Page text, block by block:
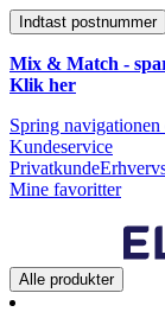
Indtast postnummer
Mix & Match -
Klik her
Spring navigationen
Kundeservice
Privatkunde
Mine favoritter
Alle produkter